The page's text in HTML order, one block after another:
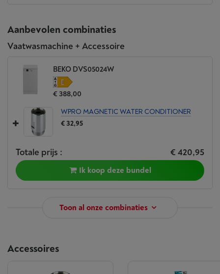
Aanbevolen combinaties
Vaatwasmachine + Accessoire
BEKO DVS05024W
€ 388,00
WPRO MAGNETIC WATER CONDITIONER
€ 32,95
Totale prijs : € 420,95
Ik koop deze bundel
Toon al onze combinaties
Accessoires